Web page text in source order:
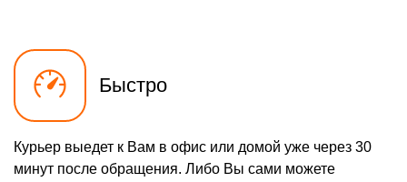
Быстро
Курьер выедет к Вам в офис или домой уже через 30
минут после обращения. Либо Вы сами можете